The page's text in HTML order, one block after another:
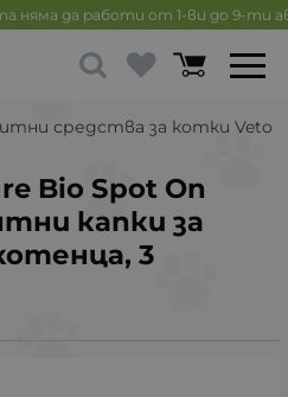
няма да работи от 1-ви до 9-ти
средства за котки Veto
Bio Spot On
капки за
3